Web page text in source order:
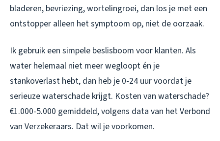
bladeren, bevriezing, wortelingroei, dan los je met een
ontstopper alleen het symptoom op, niet de oorzaak.
Ik gebruik een simpele beslisboom voor klanten. Als
water helemaal niet meer wegloopt én je
stankoverlast hebt, dan heb je 0-24 uur voordat je
serieuze waterschade krijgt. Kosten van waterschade?
€1.000-5.000 gemiddeld, volgens data van het Verbond
van Verzekeraars. Dat wil je voorkomen.